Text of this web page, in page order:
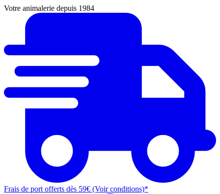
Votre animalerie depuis 1984
Frais de port offerts dès 59€ (Voir conditions)*